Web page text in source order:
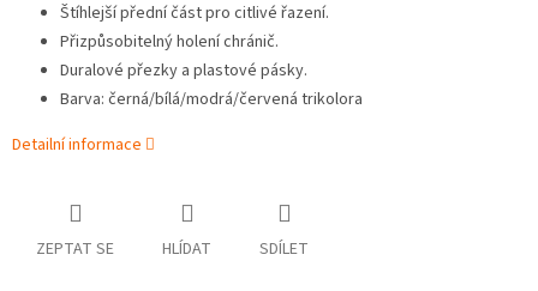
Štíhlejší přední část pro citlivé řazení.
Přizpůsobitelný holení chránič.
Duralové přezky a plastové pásky.
Barva: černá/bílá/modrá/červená trikolora
Detailní informace
ZEPTAT SE HLÍDAT SDÍLET